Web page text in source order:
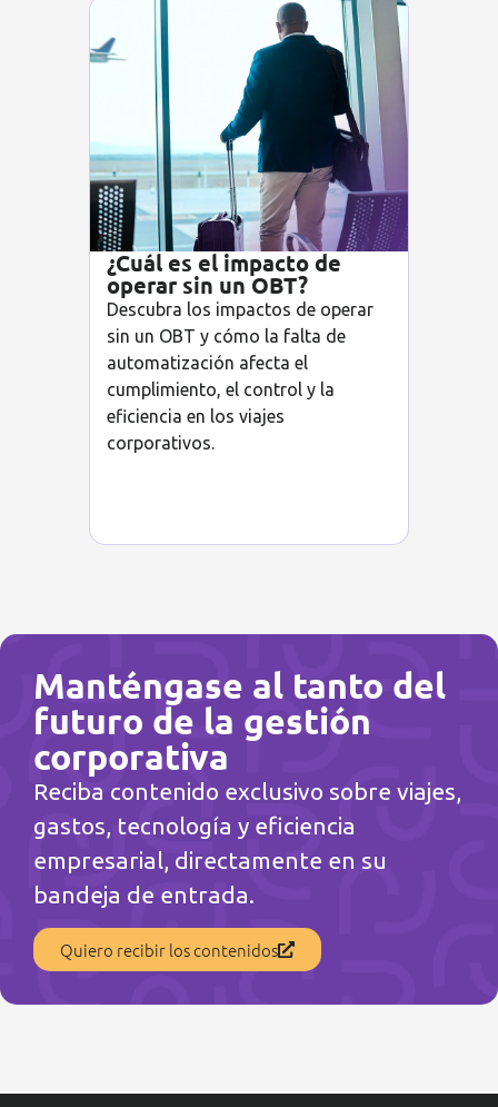
¿Cuál es el impacto de
operar sin un OBT?
Descubra los impactos de operar
sin un OBT y cómo la falta de
automatización afecta el
cumplimiento, el control y la
eficiencia en los viajes
corporativos.
Manténgase al tanto del
futuro de la gestión
corporativa
Reciba contenido exclusivo sobre viajes,
gastos, tecnología y eficiencia
empresarial, directamente en su
bandeja de entrada.
Quiero recibir los contenidos